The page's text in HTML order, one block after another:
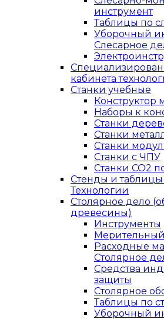
инструмент
Таблицы по
Уборочный
Слесарное
кабинета
Станки учебные
Конструктор
Наборы к
Станки
Станки
Станки
Станки с ЧПУ
Станки СО2
Стенды и таблицы
Технологии
Столярное дело
древесины)
Инструменты
Расходные
Столярное
Средства
защиты
Столярное
Таблицы по
Уборочный